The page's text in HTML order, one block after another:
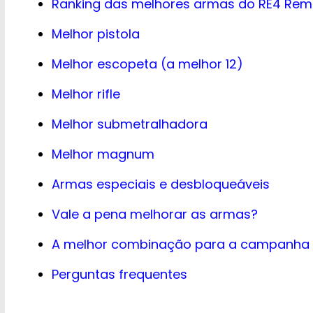
Ranking das melhores armas do RE4
Melhor pistola
Melhor escopeta (a melhor 12)
Melhor rifle
Melhor submetralhadora
Melhor magnum
Armas especiais e desbloqueáveis
Vale a pena melhorar as armas?
A melhor combinação para a campanha
Perguntas frequentes